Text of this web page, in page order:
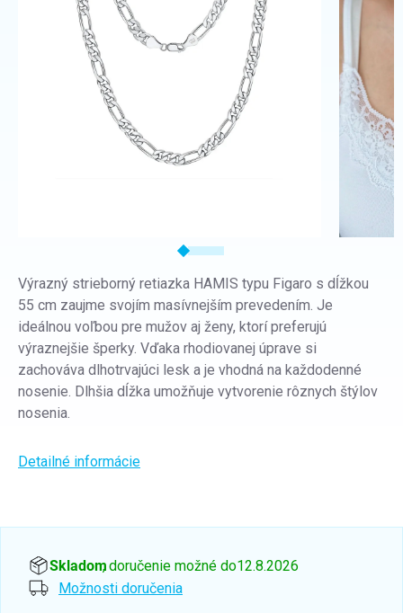
Výrazný strieborný retiazka HAMIS typu Figaro s dĺžkou
55 cm zaujme svojím masívnejším prevedením. Je
ideálnou voľbou pre mužov aj ženy, ktorí preferujú
výraznejšie šperky. Vďaka rhodiovanej úprave si
zachováva dlhotrvajúci lesk a je vhodná na každodenné
nosenie. Dlhšia dĺžka umožňuje vytvorenie rôznych štýlov
nosenia.
Detailné informácie
Skladom, doručenie možné do12.8.2026
Možnosti doručenia